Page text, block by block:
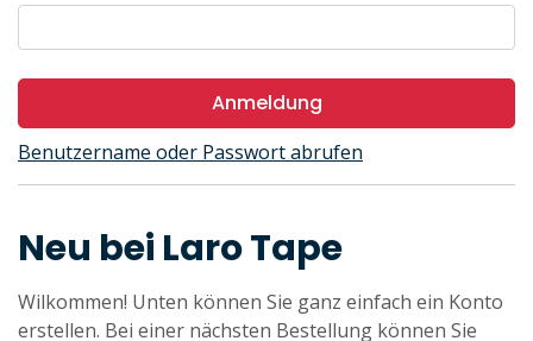
Anmeldung
Benutzername oder Passwort abrufen
Neu bei Laro Tape
Wilkommen! Unten können Sie ganz einfach ein Konto
erstellen. Bei einer nächsten Bestellung können Sie